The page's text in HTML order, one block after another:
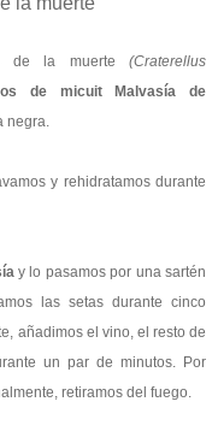
de la muerte (Craterellus
de micuit Malvasía de
negra.
y rehidratamos durante
y lo pasamos por una sartén
las setas durante cinco
añadimos el vino, el resto de
un par de minutos. Por
retiramos del fuego.